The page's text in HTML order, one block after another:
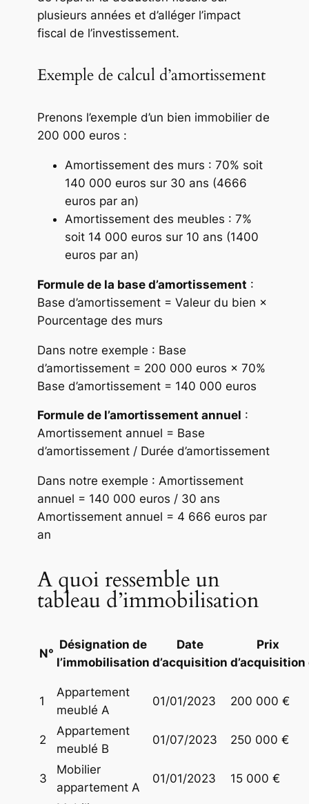
plusieurs années et d’alléger l’impact
fiscal de l’investissement.
Exemple de calcul d’amortissement
Prenons l’exemple d’un bien immobilier de
200 000 euros :
Amortissement des murs : 70% soit
140 000 euros sur 30 ans (4666
euros par an)
Amortissement des meubles : 7%
soit 14 000 euros sur 10 ans (1400
euros par an)
Formule de la base d’amortissement :
Base d’amortissement = Valeur du bien ×
Pourcentage des murs
Dans notre exemple : Base
d’amortissement = 200 000 euros × 70%
Base d’amortissement = 140 000 euros
Formule de l’amortissement annuel :
Amortissement annuel = Base
d’amortissement / Durée d’amortissement
Dans notre exemple : Amortissement
annuel = 140 000 euros / 30 ans
Amortissement annuel = 4 666 euros par
an
A quoi ressemble un
tableau d’immobilisation
N°
Désignation de
l’immobilisation
Date
d’acquisition
Prix
d’acquisition
1
Appartement
meublé A
01/01/2023 200 000 €
2
Appartement
meublé B
01/07/2023 250 000 €
3
Mobilier
appartement A
01/01/2023 15 000 €